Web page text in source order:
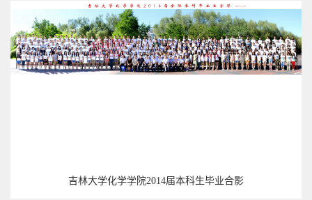
吉林大学化学学院2014届本科生毕业合影